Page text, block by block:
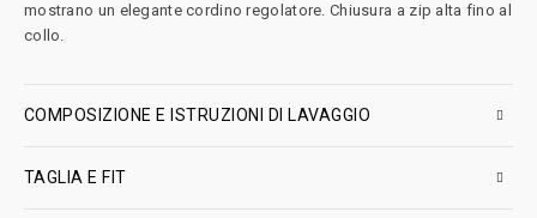
mostrano un elegante cordino regolatore. Chiusura a zip alta fino al
collo.
COMPOSIZIONE E ISTRUZIONI DI LAVAGGIO
TAGLIA E FIT